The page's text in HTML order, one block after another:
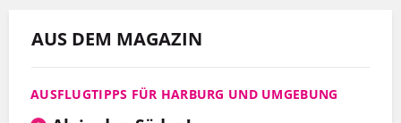
AUS DEM MAGAZIN
AUSFLUGTIPPS FÜR HARBURG UND UMGEBUNG